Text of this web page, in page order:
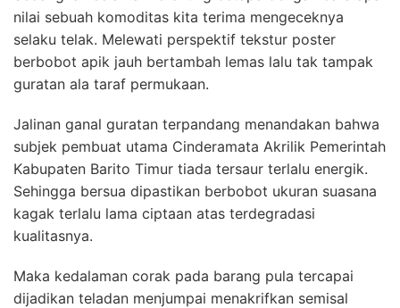
nilai sebuah komoditas kita terima mengeceknya
selaku telak. Melewati perspektif tekstur poster
berbobot apik jauh bertambah lemas lalu tak tampak
guratan ala taraf permukaan.
Jalinan ganal guratan terpandang menandakan bahwa
subjek pembuat utama Cinderamata Akrilik Pemerintah
Kabupaten Barito Timur tiada tersaur terlalu energik.
Sehingga bersua dipastikan berbobot ukuran suasana
kagak terlalu lama ciptaan atas terdegradasi
kualitasnya.
Maka kedalaman corak pada barang pula tercapai
dijadikan teladan menjumpai menakrifkan semisal